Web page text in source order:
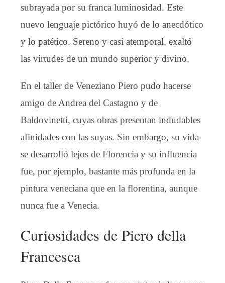
subrayada por su franca luminosidad. Este
nuevo lenguaje pictórico huyó de lo anecdótico
y lo patético. Sereno y casi atemporal, exaltó
las virtudes de un mundo superior y divino.
En el taller de Veneziano Piero pudo hacerse
amigo de Andrea del Castagno y de
Baldovinetti, cuyas obras presentan indudables
afinidades con las suyas. Sin embargo, su vida
se desarrolló lejos de Florencia y su influencia
fue, por ejemplo, bastante más profunda en la
pintura veneciana que en la florentina, aunque
nunca fue a Venecia.
Curiosidades de Piero della
Francesca